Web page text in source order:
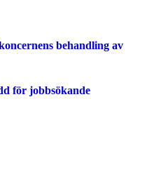
behandling av
för jobbsökande